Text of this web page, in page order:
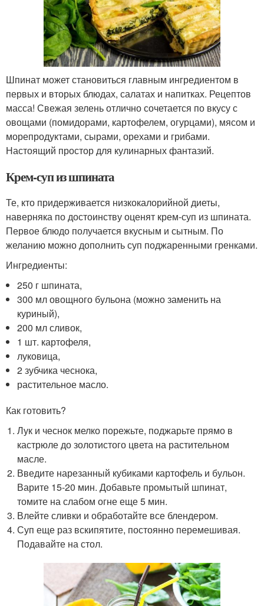
Шпинат может становиться главным ингредиентом в
первых и вторых блюдах, салатах и напитках. Рецептов
масса! Свежая зелень отлично сочетается по вкусу с
овощами (помидорами, картофелем, огурцами), мясом и
морепродуктами, сырами, орехами и грибами.
Настоящий простор для кулинарных фантазий.
Крем-суп из шпината
Те, кто придерживается низкокалорийной диеты,
наверняка по достоинству оценят крем-суп из шпината.
Первое блюдо получается вкусным и сытным. По
желанию можно дополнить суп поджаренными гренками.
Ингредиенты:
250 г шпината,
300 мл овощного бульона (можно заменить на
куриный),
200 мл сливок,
1 шт. картофеля,
луковица,
2 зубчика чеснока,
растительное масло.
Как готовить?
Лук и чеснок мелко порежьте, поджарьте прямо в
кастрюле до золотистого цвета на растительном
масле.
Введите нарезанный кубиками картофель и бульон.
Варите 15-20 мин. Добавьте промытый шпинат,
томите на слабом огне еще 5 мин.
Влейте сливки и обработайте все блендером.
Суп еще раз вскипятите, постоянно перемешивая.
Подавайте на стол.